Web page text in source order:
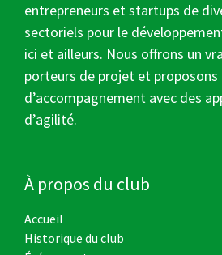
entrepreneurs et startups de
sectoriels pour le
ici et ailleurs. Nous offrons un
porteurs de projet et proposons
d’accompagnement avec des
d’agilité.
À propos du club
Accueil
Historique du club